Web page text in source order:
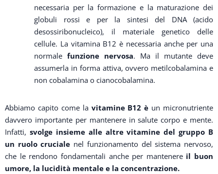
necessaria per la formazione e la maturazione dei
globuli rossi e per la sintesi del DNA (acido
desossiribonucleico), il materiale genetico delle
cellule. La vitamina B12 è necessaria anche per una
normale funzione nervosa. Ma il mutante deve
assumerla in forma attiva, ovvero metilcobalamina e
non cobalamina o cianocobalamina.
Abbiamo capito come la vitamine B12 è un micronutriente
davvero importante per mantenere in salute corpo e mente.
Infatti, svolge insieme alle altre vitamine del gruppo B
un ruolo cruciale nel funzionamento del sistema nervoso,
che le rendono fondamentali anche per mantenere il buon
umore, la lucidità mentale e la concentrazione.